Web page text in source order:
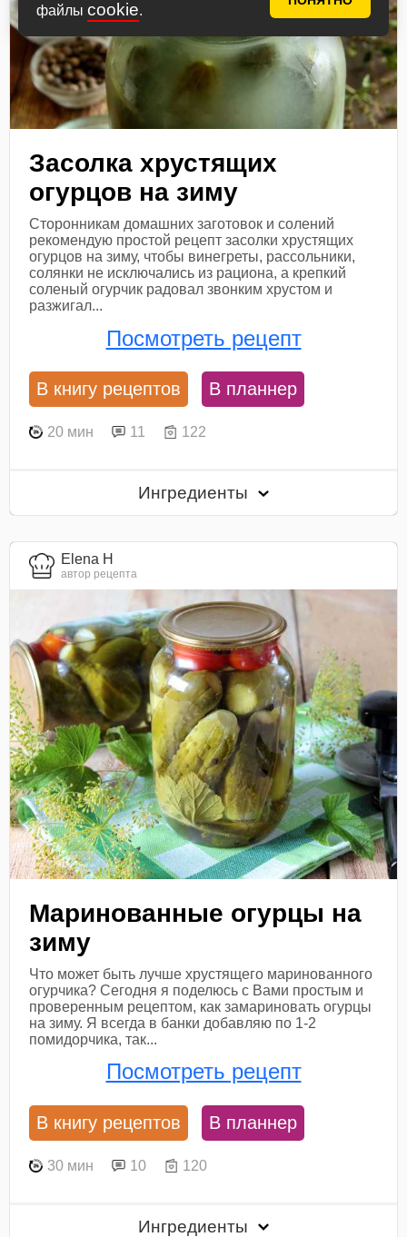
файлы cookie.
Засолка хрустящих
огурцов на зиму
Сторонникам домашних заготовок и солений
рекомендую простой рецепт засолки хрустящих
огурцов на зиму, чтобы винегреты, рассольники,
солянки не исключались из рациона, а крепкий
соленый огурчик радовал звонким хрустом и
разжигал...
Посмотреть рецепт
В книгу рецептов В планнер
20 мин 11 122
Ингредиенты
Elena H
автор рецепта
Маринованные огурцы на
зиму
Что может быть лучше хрустящего маринованного
огурчика? Сегодня я поделюсь с Вами простым и
проверенным рецептом, как замариновать огурцы
на зиму. Я всегда в банки добавляю по 1-2
помидорчика, так...
Посмотреть рецепт
В книгу рецептов В планнер
30 мин 10 120
Ингредиенты